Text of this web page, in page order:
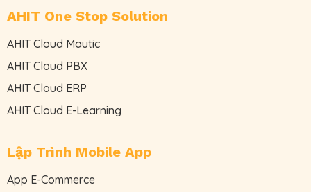
AHIT One Stop Solution
AHIT Cloud Mautic
AHIT Cloud PBX
AHIT Cloud ERP
AHIT Cloud E-Learning
Lập Trình Mobile App
App E-Commerce